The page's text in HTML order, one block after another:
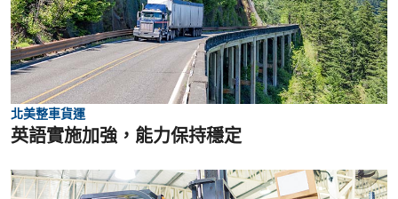
北美整車貨運
英語實施加強，能力保持穩定